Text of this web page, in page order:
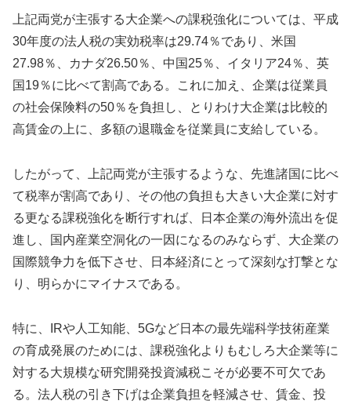
上記両党が主張する大企業への課税強化については、平成
30年度の法人税の実効税率は29.74％であり、米国
27.98％、カナダ26.50％、中国25％、イタリア24％、英
国19％に比べて割高である。これに加え、企業は従業員
の社会保険料の50％を負担し、とりわけ大企業は比較的
高賃金の上に、多額の退職金を従業員に支給している。
したがって、上記両党が主張するような、先進諸国に比べ
て税率が割高であり、その他の負担も大きい大企業に対す
る更なる課税強化を断行すれば、日本企業の海外流出を促
進し、国内産業空洞化の一因になるのみならず、大企業の
国際競争力を低下させ、日本経済にとって深刻な打撃とな
り、明らかにマイナスである。
特に、IRや人工知能、5Gなど日本の最先端科学技術産業
の育成発展のためには、課税強化よりもむしろ大企業等に
対する大規模な研究開発投資減税こそが必要不可欠であ
る。法人税の引き下げは企業負担を軽減させ、賃金、投